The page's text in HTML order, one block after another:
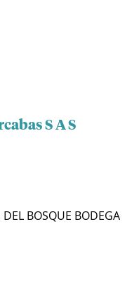
S A S
DEL BOSQUE BODEGA